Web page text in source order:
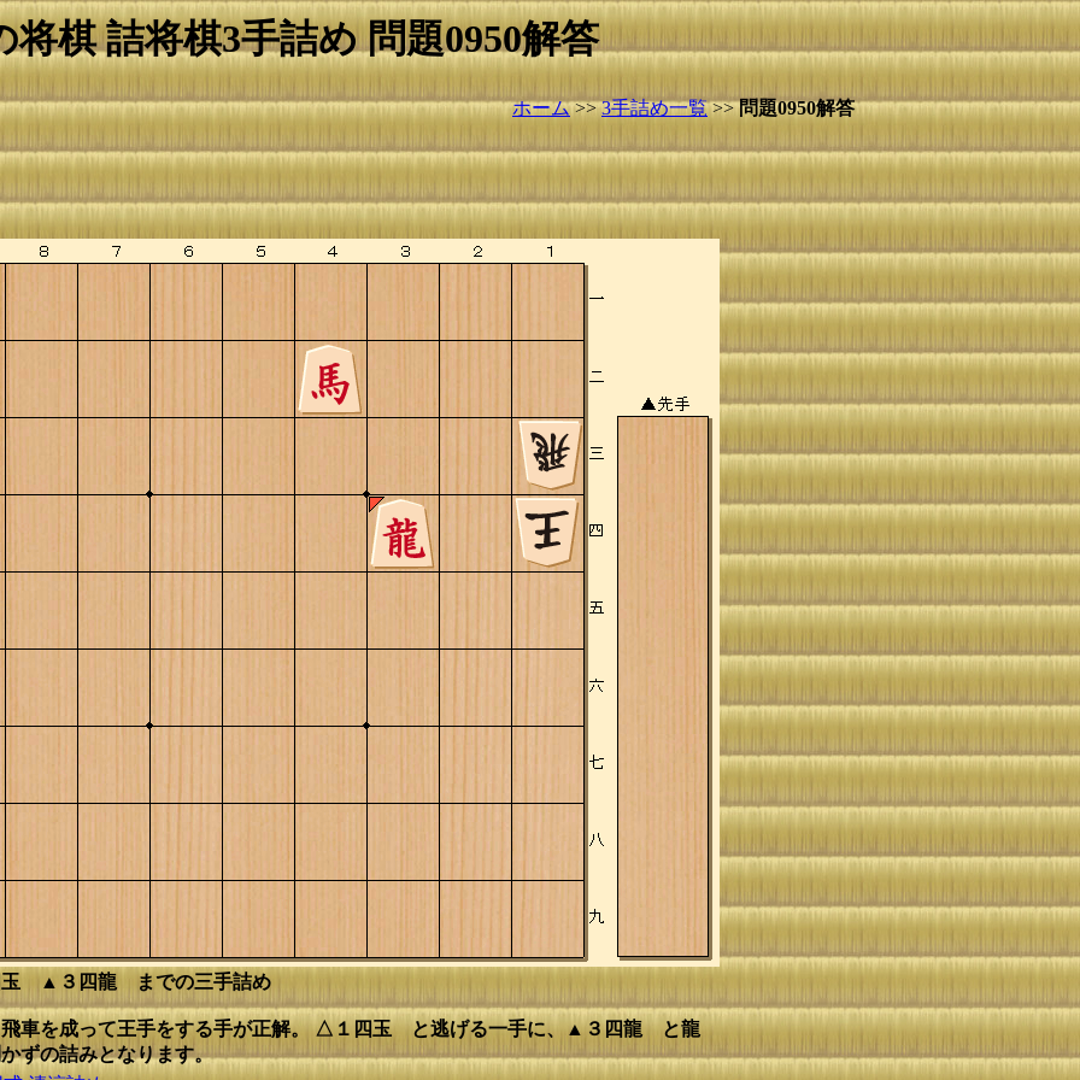
将棋 詰将棋3手詰め 問題0950解答
ホーム>>3手詰め一覧>>問題0950解答
▲３四龍 までの三手詰め
車を成って王手をする手が正解。 △１四玉 と逃げる一手に、▲３四龍 と龍
ずの詰みとなります。